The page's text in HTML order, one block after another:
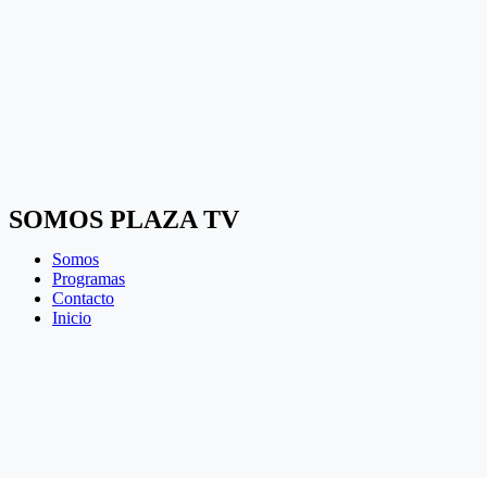
SOMOS PLAZA TV
Somos
Programas
Contacto
Inicio